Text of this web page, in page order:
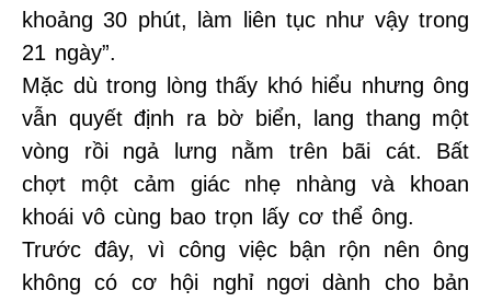
khoảng 30 phút, làm liên tục như vậy trong
21 ngày”.
Mặc dù trong lòng thấy khó hiểu nhưng ông
vẫn quyết định ra bờ biển, lang thang một
vòng rồi ngả lưng nằm trên bãi cát. Bất
chợt một cảm giác nhẹ nhàng và khoan
khoái vô cùng bao trọn lấy cơ thể ông.
Trước đây, vì công việc bận rộn nên ông
không có cơ hội nghỉ ngơi dành cho bản